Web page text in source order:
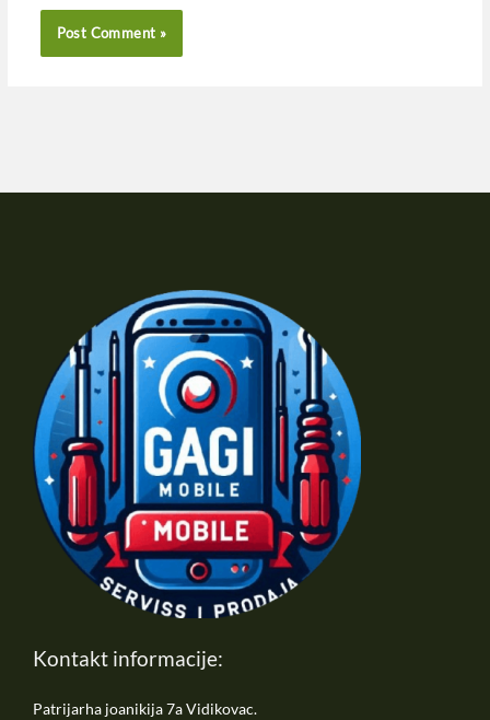
Kontakt informacije:
Patrijarha joanikija 7a Vidikovac.